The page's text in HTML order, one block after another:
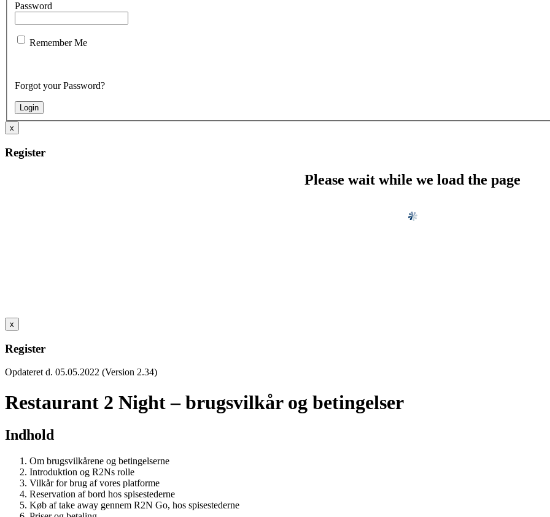
Password
Remember Me
Forgot your Password?
x
Register
Please wait while we load the page
x
Register
Opdateret d. 05.05.2022 (Version 2.34)
Restaurant 2 Night – brugsvilkår og betingelser
Indhold
Om brugsvilkårene og betingelserne
Introduktion og R2Ns rolle
Vilkår for brug af vores platforme
Reservation af bord hos spisestederne
Køb af take away gennem R2N Go, hos spisestederne